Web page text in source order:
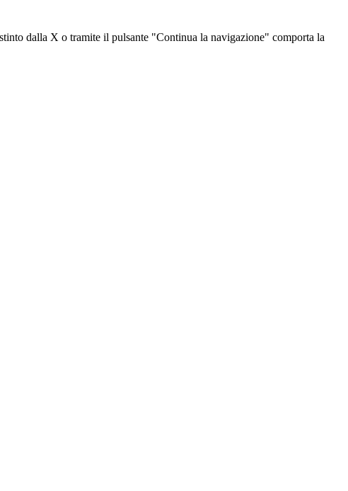
dalla X o tramite il pulsante "Continua la navigazione" comporta la